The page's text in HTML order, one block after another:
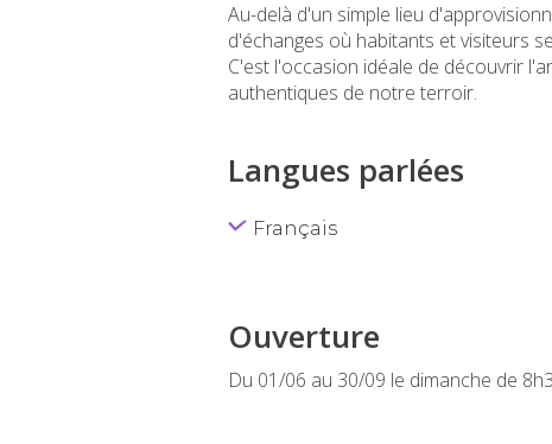
Au-delà d'un simple lieu
d'échanges où habitants et visiteurs
C'est l'occasion idéale de découvrir
authentiques de notre terroir.
Langues parlées
Français
Ouverture
Du 01/06 au 30/09 le dimanche de